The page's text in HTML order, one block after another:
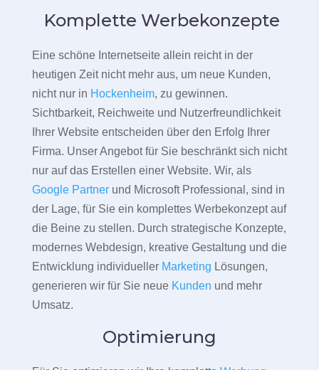
Komplette Werbekonzepte
Eine schöne Internetseite allein reicht in der
heutigen Zeit nicht mehr aus, um neue Kunden,
nicht nur in Hockenheim, zu gewinnen.
Sichtbarkeit, Reichweite und Nutzerfreundlichkeit
Ihrer Website entscheiden über den Erfolg Ihrer
Firma. Unser Angebot für Sie beschränkt sich nicht
nur auf das Erstellen einer Website. Wir, als
Google Partnerund Microsoft Professional, sind in
der Lage, für Sie ein komplettes Werbekonzept auf
die Beine zu stellen. Durch strategische Konzepte,
modernes Webdesign, kreative Gestaltung und die
Entwicklung individueller Marketing Lösungen,
generieren wir für Sie neue Kunden und mehr
Umsatz.
Optimierung